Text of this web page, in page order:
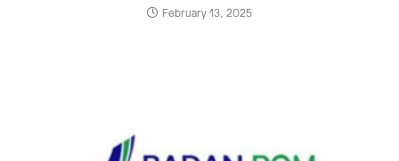
February 13, 2025